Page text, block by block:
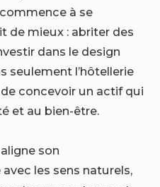
à se
de mieux : abriter des
dans le design
seulement l’hôtellerie
concevoir un actif qui
et au bien-être.
son
les sens naturels,